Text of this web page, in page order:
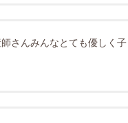
さんみんなとても優しく